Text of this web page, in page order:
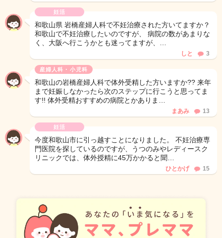
妊活
和歌山県 岩橋産婦人科で不妊治療された方いてますか？
和歌山で不妊治療したいのですが、 病院の数があまりな
く、大阪へ行こうかとも迷ってますが、…
しと 3
産婦人科・小児科
和歌山の岩橋産婦人科で体外受精した方いますか?? 来年
まで妊娠しなかったら次のステップに行こうと思ってま
す!! 体外受精おすすめの病院とかありま…
まあみ 13
妊活
今度和歌山市に引っ越すことになりました。 不妊治療専
門医院を探しているのですが、うつのみやレディースク
リニックでは、体外授精に45万かかると聞…
ひとかげ 15